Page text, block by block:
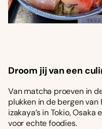
Droom jij van een
Van matcha proeven in
plukken in de bergen
izakaya’s in Tokio,
voor echte foodies.